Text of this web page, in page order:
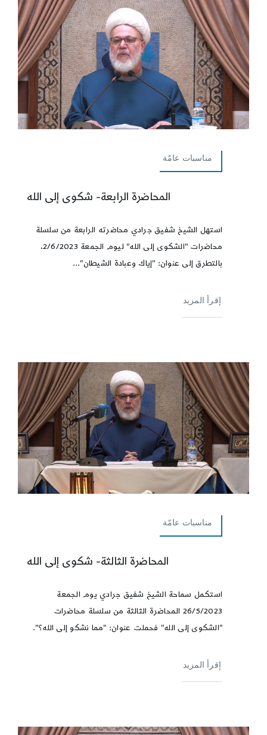
مناسبات عامّة
المحاضرة الرابعة- شكوى إلى الله
استهل الشيخ شفيق جرادي محاضرته الرابعة من سلسلة
محاضرات "الشكوى إلى الله" ليوم الجمعة 2/6/2023،
بالتطرق إلى عنوان: "إياك وعبادة الشيطان"...
إقرأ المزيد
مناسبات عامّة
المحاضرة الثالثة- شكوى إلى الله
استكمل سماحة الشيخ شفيق جرادي يوم الجمعة
26/5/2023 المحاضرة الثالثة من سلسلة محاضرات
"الشكوى إلى الله" فحملت عنوان: "مما نشكو إلى الله؟".
إقرأ المزيد